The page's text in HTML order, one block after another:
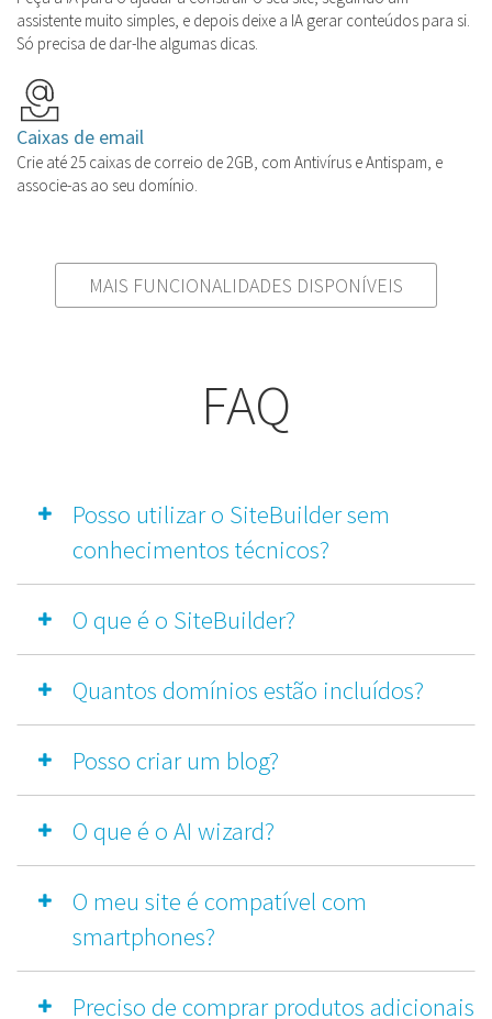
assistente muito simples, e depois deixe a IA gerar conteúdos para si.
Só precisa de dar-lhe algumas dicas.
Caixas de email
Crie até 25 caixas de correio de 2GB, com Antivírus e Antispam, e
associe-as ao seu domínio.
MAIS FUNCIONALIDADES DISPONÍVEIS
FAQ
Posso utilizar o SiteBuilder sem
conhecimentos técnicos?
O que é o SiteBuilder?
Quantos domínios estão incluídos?
Posso criar um blog?
O que é o AI wizard?
O meu site é compatível com
smartphones?
Preciso de comprar produtos adicionais